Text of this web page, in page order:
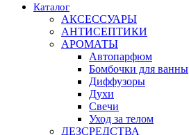
Каталог
АКСЕССУАРЫ
АНТИСЕПТИКИ
АРОМАТЫ
Автопарфюм
Бомбочки для ванны
Диффузоры
Духи
Свечи
Уход за телом
ДЕЗСРЕДСТВА